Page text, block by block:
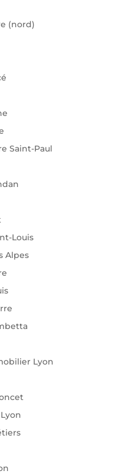
(nord)
Saint-Paul
Louis
Alpes
Lyon